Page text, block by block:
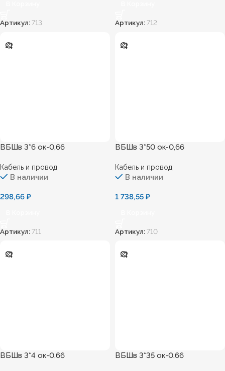
Артикул:713 Артикул:712
ВБШв 3*6 ок-0,66
Кабель и провод
В наличии
298,66 ₽
Артикул:711
ВБШв 3*50 ок-0,66
Кабель и провод
В наличии
1 738,55 ₽
Артикул:710
ВБШв 3*4 ок-0,66 ВБШв 3*35 ок-0,66